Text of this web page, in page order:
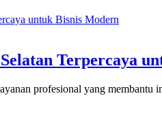
Terpercaya
profesional yang